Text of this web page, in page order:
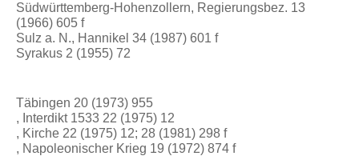
Südwürttemberg-Hohenzollern, Regierungsbez. 13
(1966) 605 f
Sulz a. N., Hannikel 34 (1987) 601 f
Syrakus 2 (1955) 72
Täbingen 20 (1973) 955
, Interdikt 1533 22 (1975) 12
, Kirche 22 (1975) 12; 28 (1981) 298 f
, Napoleonischer Krieg 19 (1972) 874 f